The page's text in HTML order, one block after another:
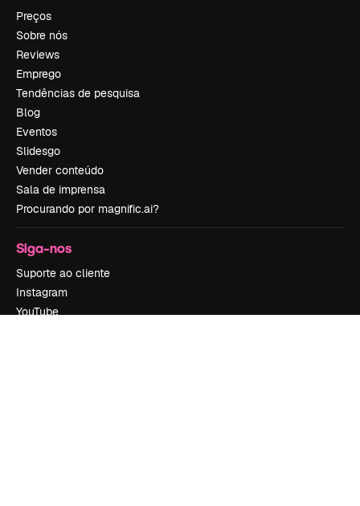
Preços
Sobre nós
Reviews
Emprego
Tendências de pesquisa
Blog
Eventos
Slidesgo
Vender conteúdo
Sala de imprensa
Procurando por magnific.ai?
Siga-nos
Suporte ao cliente
Instagram
YouTube